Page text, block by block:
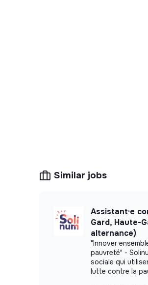
Similar jobs
Assistant·e
Gard, Haute-
alternance)
"Innover
pauvreté" -
sociale qui
lutte contre la